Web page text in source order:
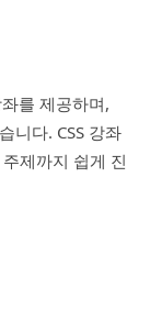
를 제공하며,
니다. CSS 강좌
제까지 쉽게 진